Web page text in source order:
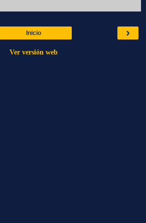
›
Inicio
Ver versión web